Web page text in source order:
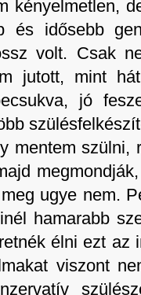
kényelmetlen,
és idősebb
volt. Csak
jutott, mint
jó
mentem szülni,
ugye nem.
hamarabb
élni ezt az
viszont